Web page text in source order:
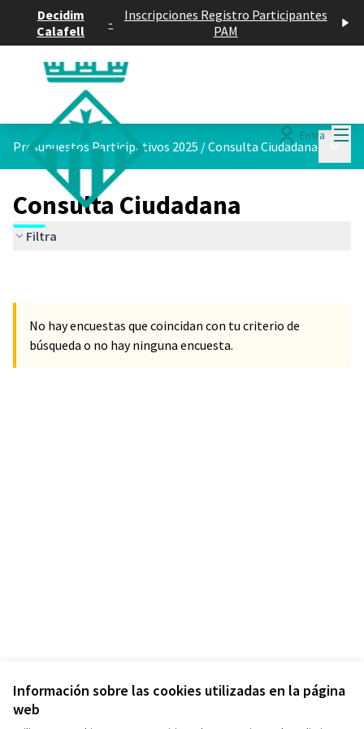
Información sobre las cookies utilizadas en la página
web
Decidim
Calafell
-
Inscripciones Registro Participantes
PAM
Entra
Presupuestos Participativos 2025 /Consulta Ciudadana
Consulta Ciudadana
Filtra
No hay encuestas que coincidan con tu criterio de
búsqueda o no hay ninguna encuesta.